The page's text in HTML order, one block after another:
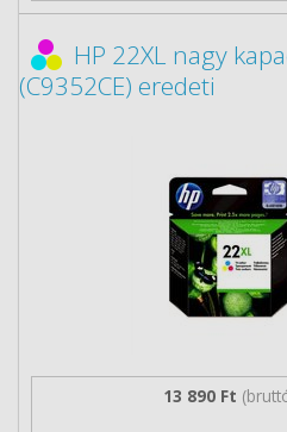
HP 22XL nagy
(C9352CE) eredeti
13 890 Ft